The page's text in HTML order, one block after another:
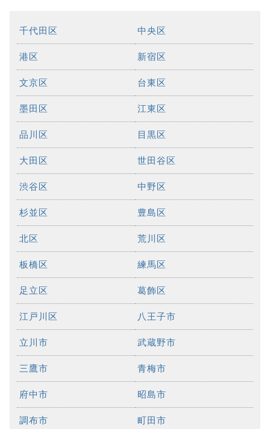
千代田区 中央区
港区 新宿区
文京区 台東区
墨田区 江東区
品川区 目黒区
大田区 世田谷区
渋谷区 中野区
杉並区 豊島区
北区 荒川区
板橋区 練馬区
足立区 葛飾区
江戸川区 八王子市
立川市 武蔵野市
三鷹市 青梅市
府中市 昭島市
調布市 町田市